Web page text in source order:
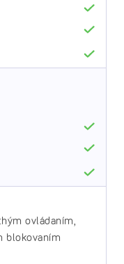
ovládaním,
blokovaním